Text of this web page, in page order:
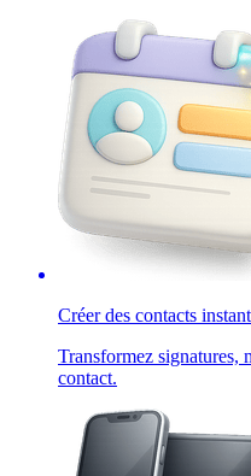
Créer des contacts
Transformez signatures,
contact.